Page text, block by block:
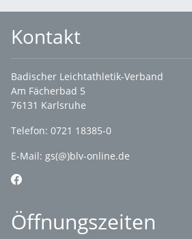
Kontakt
Badischer Leichtathletik-Verband
Am Fächerbad 5
76131 Karlsruhe
Telefon: 0721 18385-0
E-Mail: gs(@)blv-online.de
Öffnungszeiten